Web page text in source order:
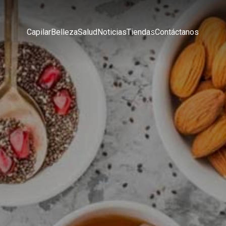
CapilarBellezaSaludNoticiasTiendasContáctanos